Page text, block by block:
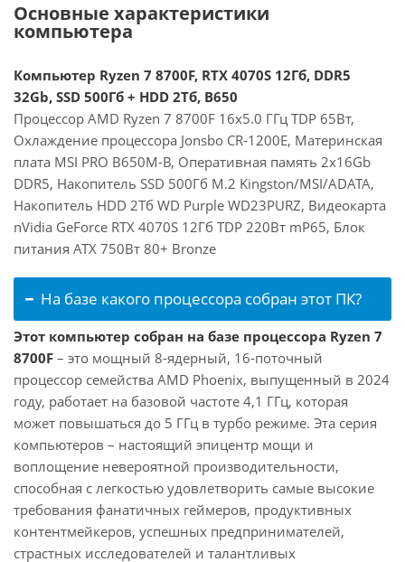
Основные характеристики
компьютера
Компьютер Ryzen 7 8700F, RTX 4070S 12Гб, DDR5
32Gb, SSD 500Гб + HDD 2Тб, B650
Процессор AMD Ryzen 7 8700F 16x5.0 ГГц TDP 65Вт,
Охлаждение процессора Jonsbo CR-1200E, Материнская
плата MSI PRO B650M-B, Оперативная память 2x16Gb
DDR5, Накопитель SSD 500Гб M.2 Kingston/MSI/ADATA,
Накопитель HDD 2Тб WD Purple WD23PURZ, Видеокарта
nVidia GeForce RTX 4070S 12Гб TDP 220Вт mP65, Блок
питания ATX 750Вт 80+ Bronze
На базе какого процессора собран этот ПК?
Этот компьютер собран на базе процессора Ryzen 7
8700F – это мощный 8-ядерный, 16-поточный
процессор семейства AMD Phoenix, выпущенный в 2024
году, работает на базовой частоте 4,1 ГГц, которая
может повышаться до 5 ГГц в турбо режиме. Эта серия
компьютеров – настоящий эпицентр мощи и
воплощение невероятной производительности,
способная с легкостью удовлетворить самые высокие
требования фанатичных геймеров, продуктивных
контентмейкеров, успешных предпринимателей,
страстных исследователей и талантливых